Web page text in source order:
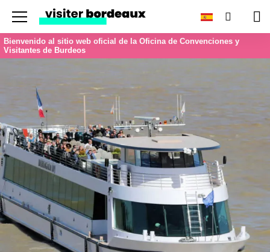
Buscar
Menu
Bienvenido al sitio web oficial de la Oficina de Convenciones y
Visitantes de Burdeos